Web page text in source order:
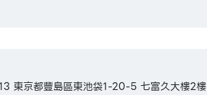
東京都豐島區東池袋1-20-5 七富久大樓2樓